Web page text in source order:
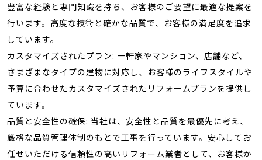
豊富な経験と専門知識を持ち、お客様のご要望に最適な提案を
行います。高度な技術と確かな品質で、お客様の満足度を追求
しています。
カスタマイズされたプラン: 一軒家やマンション、店舗など、
さまざまなタイプの建物に対応し、お客様のライフスタイルや
予算に合わせたカスタマイズされたリフォームプランを提供し
ています。
品質と安全性の確保: 当社は、安全性と品質を最優先に考え、
厳格な品質管理体制のもとで工事を行っています。安心してお
任せいただける信頼性の高いリフォーム業者として、お客様か